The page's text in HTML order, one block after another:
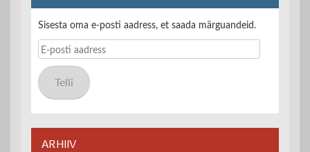
Sisesta oma e-posti aadress, et saada märguandeid.
E-
posti
aadress
Telli
ARHIIV